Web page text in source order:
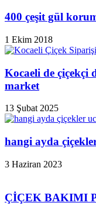
400 çeşit gül
1 Ekim 2018
Kocaeli de çiçekçi
market
13 Şubat 2025
hangi ayda
3 Haziran 2023
ÇİÇEK BAKIMI